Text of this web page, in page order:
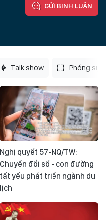
GỬI BÌNH LUẬN
Talk show Phóng sự
Nghị quyết 57-NQ/TW:
Chuyển đổi số - con đường
tất yếu phát triển ngành du
lịch